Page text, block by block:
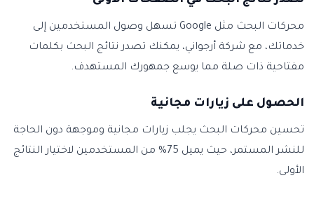
محركات البحث مثل Google تسهل وصول المستخدمين إلى
خدماتك، مع شركة أرجواني، يمكنك تصدر نتائج البحث بكلمات
مفتاحية ذات صلة مما يوسع جمهورك المستهدف.
الحصول على زيارات مجانية
تحسين محركات البحث يجلب زيارات مجانية وموجهة دون الحاجة
للنشر المستمر، حيث يميل 75% من المستخدمين لاختيار النتائج
الأولى.